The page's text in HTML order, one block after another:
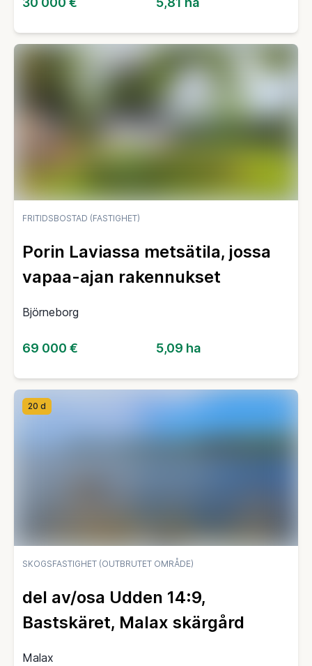
FRITIDSBOSTAD (FASTIGHET)
Porin Laviassa metsätila, jossa
vapaa-ajan rakennukset
Björneborg
69 000 € 5,09 ha
20 d
SKOGSFASTIGHET (OUTBRUTET OMRÅDE)
del av/osa Udden 14:9,
Bastskäret, Malax skärgård
Malax